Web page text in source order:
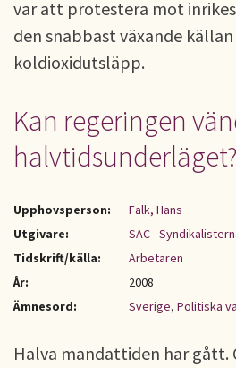
var att protestera mot
den snabbast växande
koldioxidutsläpp.
Kan regeringen
halvtidsunderläget?
Upphovsperson:
Falk, Hans
Utgivare:
SAC -
Tidskrift/källa:
Arbetaren
År:
2008
Ämnesord:
Sverige, Politiska
Halva mandattiden har gått.